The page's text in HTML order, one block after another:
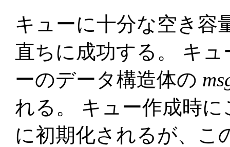
キューに十分な空き容
直ちに成功する。 キ
ーのデータ構造体の
れる。 キュー作成時
に初期化されるが、こ